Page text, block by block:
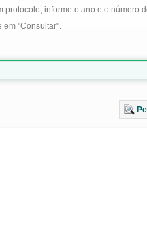
protocolo, informe o ano e o número
em "Consultar".